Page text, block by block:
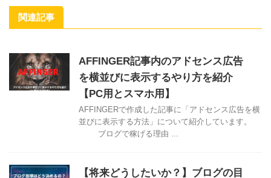
関連記事
AFFINGER記事内のアドセンス広告
を横並びに表示するやり方を紹介
【PC用とスマホ用】
AFFINGERで作成した記事に「アドセンス広告を横
並びに表示する方法」について紹介しています。
ブログで稼げる理由 ...
【将来どうしたいか？】ブログの目